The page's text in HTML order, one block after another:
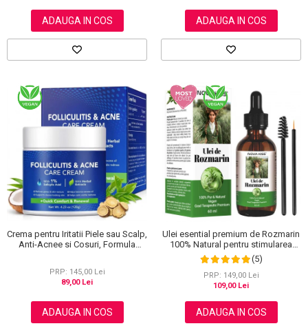
ADAUGA IN COS ADAUGA IN COS
Crema pentru Iritatii Piele sau Scalp,
Anti-Acnee si Cosuri, Formula
PRP: 145,00 Lei
89,00 Lei
ADAUGA IN COS
Ulei esential premium de Rozmarin
100% Natural pentru stimularea
cresterii parului, genelor,
sprancenelor sau unghiilor, NOVA
KISS® 60 ml
(5)
PRP: 149,00 Lei
109,00 Lei
ADAUGA IN COS